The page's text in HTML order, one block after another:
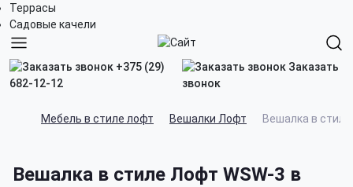
Террасы
Садовые качели
+375 (29)
682-12-12
Заказать
звонок
Мебель в стиле лофт Вешалки Лофт Вешалка в
Вешалка в стиле Лофт WSW-3 в